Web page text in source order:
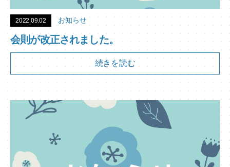
2022.09.02 お知らせ
会則が改正されました。
続きを読む